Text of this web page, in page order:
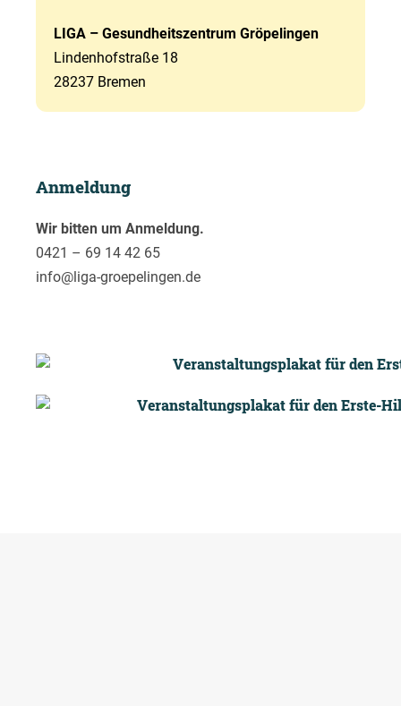
LIGA – Gesundheitszentrum Gröpelingen
Lindenhofstraße 18
28237 Bremen
Anmeldung
Wir bitten um Anmeldung.
0421 – 69 14 42 65
info@liga-groepelingen.de